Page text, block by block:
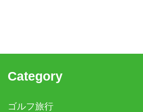
Category
ゴルフ旅行